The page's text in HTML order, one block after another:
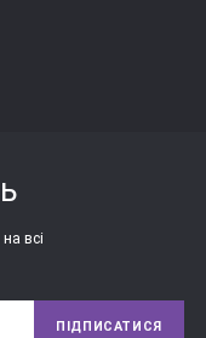
всі
ПІДПИСАТИСЯ